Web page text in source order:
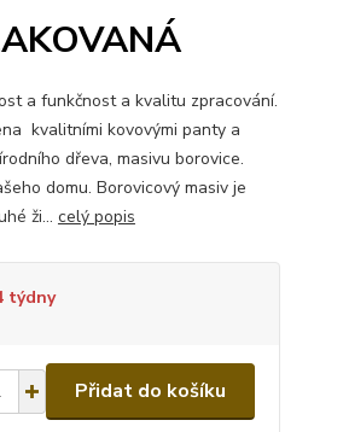
a funkčnost a kvalitu zpracování.
kvalitními kovovými panty a
dřeva, masivu borovice.
domu. Borovicový masiv je
ži... celý popis
týdny
Přidat do košíku